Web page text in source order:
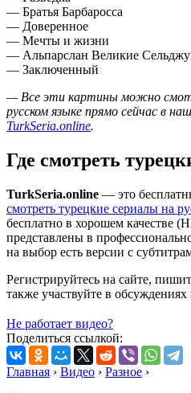
— Братья Барбаросса
— Доверенное
— Мечты и жизни
— Альпарслан Великие
— Заключенный
— Все эти картины можно
русском языке прямо сейчас в
TurkSeria.online.
Где смотреть
TurkSeria.online — это
смотреть турецкие сериалы на
бесплатно в хорошем качестве
представлены в
на выбор есть версии с
Регистрируйтесь на сайте,
также участвуйте в
Не работает видео?
Поделиться ссылкой:
Главная › Видео › Разное ›